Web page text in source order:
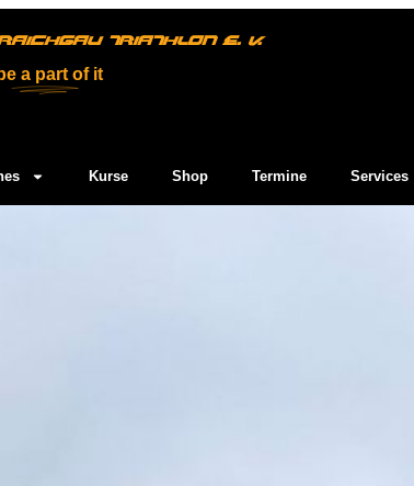
TRIATHLON E. V.
a part of it
Kurse Shop Termine Services